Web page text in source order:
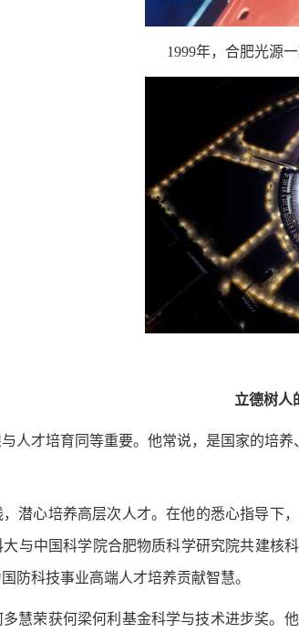
1999年，合肥光源
立德树人
人才培育同等重要。他常说，是国家的培
潜心培养高层次人才。在他的悉心指导下
与中国科学院合肥物质科学研究院共建核
防科技事业高端人才培养贡献智慧。
多慧荣获何梁何利基金科学与技术进步奖